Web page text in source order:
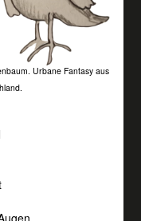
Urbane Fantasy aus